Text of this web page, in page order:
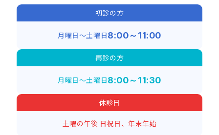
初診の方
月曜日～土曜日8:00～11:00
再診の方
月曜日～土曜日8:00～11:30
休診日
土曜の午後 日祝日、年末年始